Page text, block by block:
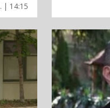
| 14:15